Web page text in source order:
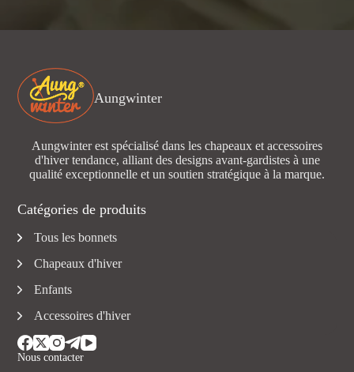
Aungwinter
Aungwinter est spécialisé dans les chapeaux et accessoires
d'hiver tendance, alliant des designs avant-gardistes à une
qualité exceptionnelle et un soutien stratégique à la marque.
Nous contacter
Catégories de produits
Tous les bonnets
Chapeaux d'hiver
Enfants
Accessoires d'hiver